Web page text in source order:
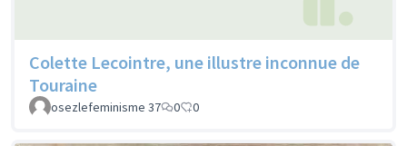
Colette Lecointre, une illustre inconnue de
Touraine
osezlefeminisme 37 0 0